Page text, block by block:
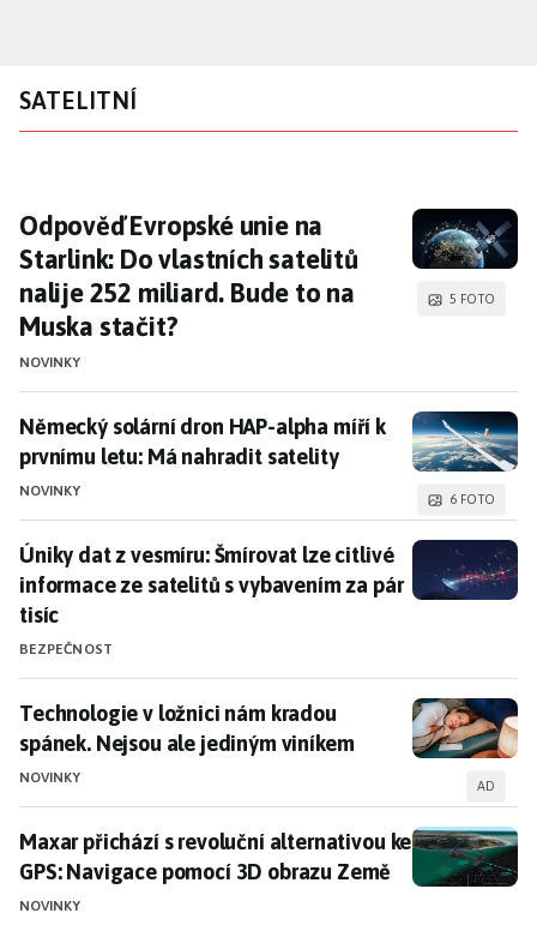
obsahu
SATELITNÍ
Odpověď Evropské unie na Starlink: Do
Odpověď Evropské unie na
Starlink: Do vlastních satelitů
nalije 252 miliard. Bude to na
Muska stačit?
NOVINKY
5 FOTO
Německý solární dron HAP-alpha míří k prvnímu
Německý solární dron HAP-alpha míří k
prvnímu letu: Má nahradit satelity
NOVINKY 6 FOTO
Úniky dat z vesmíru: Šmírovat lze citlivé informace
Úniky dat z vesmíru: Šmírovat lze citlivé
informace ze satelitů s vybavením za pár
tisíc
BEZPEČNOST
Technologie v ložnici nám kradou spánek. Nejsou
Technologie v ložnici nám kradou
spánek. Nejsou ale jediným viníkem
NOVINKY AD
Maxar přichází s revoluční alternativou ke GPS:
Maxar přichází s revoluční alternativou ke
GPS: Navigace pomocí 3D obrazu Země
NOVINKY